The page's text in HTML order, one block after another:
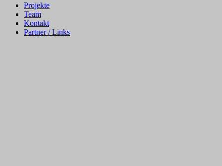
Projekte
Team
Kontakt
Partner / Links